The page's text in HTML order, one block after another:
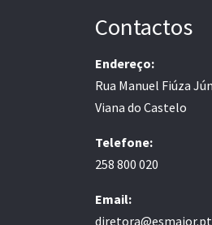
Contactos
Endereço:
Rua Manuel Fiúza
Viana do Castelo
Telefone:
258 800 020
Email:
diretora@esmaior.pt